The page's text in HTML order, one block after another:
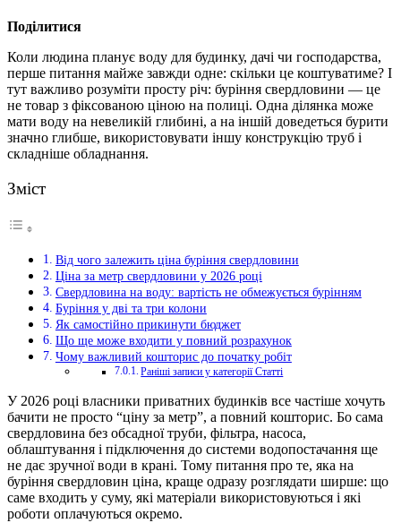
Поділитися
Коли людина планує воду для будинку, дачі чи господарства,
перше питання майже завжди одне: скільки це коштуватиме? І
тут важливо розуміти просту річ: буріння свердловини — це
не товар з фіксованою ціною на полиці. Одна ділянка може
мати воду на невеликій глибині, а на іншій доведеться бурити
значно глибше, використовувати іншу конструкцію труб і
складніше обладнання.
Зміст
Від чого залежить ціна буріння свердловини
Ціна за метр свердловини у 2026 році
Свердловина на воду: вартість не обмежується бурінням
Буріння у дві та три колони
Як самостійно прикинути бюджет
Що ще може входити у повний розрахунок
Чому важливий кошторис до початку робіт
Раніші записи у категорії Статті
У 2026 році власники приватних будинків все частіше хочуть
бачити не просто “ціну за метр”, а повний кошторис. Бо сама
свердловина без обсадної труби, фільтра, насоса,
облаштування і підключення до системи водопостачання ще
не дає зручної води в крані. Тому питання про те, яка на
буріння свердловин ціна, краще одразу розглядати ширше: що
саме входить у суму, які матеріали використовуються і які
роботи оплачуються окремо.